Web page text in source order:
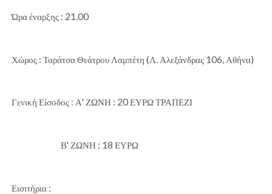
Ώρα έναρξης : 21.00
Χώρος : Ταράτσα Θεάτρου Λαμπέτη (Λ. Αλεξάνδρας 106, Αθήνα)
Γενική Είσοδος : Α' ΖΩΝΗ : 20 ΕΥΡΩ ΤΡΑΠΕΖΙ
Β' ΖΩΝΗ : 18 ΕΥΡΩ
Εισιτήρια :